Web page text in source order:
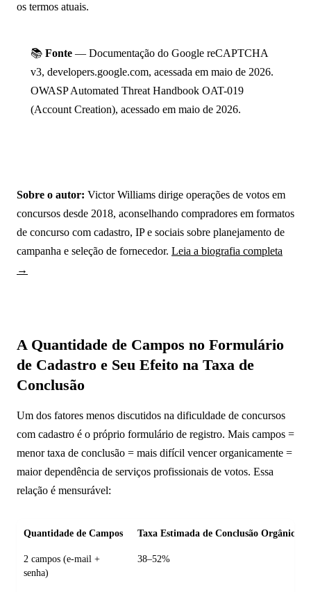
os termos atuais.
📚 Fonte — Documentação do Google reCAPTCHA
v3, developers.google.com, acessada em maio de 2026.
OWASP Automated Threat Handbook OAT-019
(Account Creation), acessado em maio de 2026.
Sobre o autor: Victor Williams dirige operações de votos em
concursos desde 2018, aconselhando compradores em formatos
de concurso com cadastro, IP e sociais sobre planejamento de
campanha e seleção de fornecedor. Leia a biografia completa
→
A Quantidade de Campos no Formulário
de Cadastro e Seu Efeito na Taxa de
Conclusão
Um dos fatores menos discutidos na dificuldade de concursos
com cadastro é o próprio formulário de registro. Mais campos =
menor taxa de conclusão = mais difícil vencer organicamente =
maior dependência de serviços profissionais de votos. Essa
relação é mensurável:
Quantidade de Campos Taxa Estimada de Conclusão Orgânica
2 campos (e-mail +
senha)
38–52%